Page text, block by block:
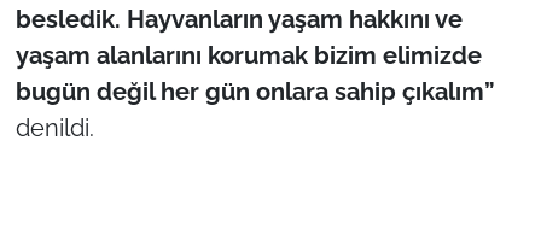
besledik. Hayvanların yaşam hakkını ve
yaşam alanlarını korumak bizim elimizde
bugün değil her gün onlara sahip çıkalım”
denildi.
ÇANAKKALE
TÜRKİYE